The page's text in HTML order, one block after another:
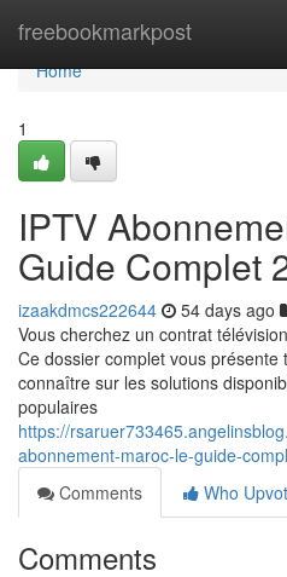
freebookmarkpost
Home
Home
1
IPTV
Guide Complet
izaakdmcs222644 54 days ago
Vous cherchez un contrat
Ce dossier complet vous présente
connaître sur les solutions
populaires
https://
abonnement-maroc-le-guide-
Comments
Who
Comments